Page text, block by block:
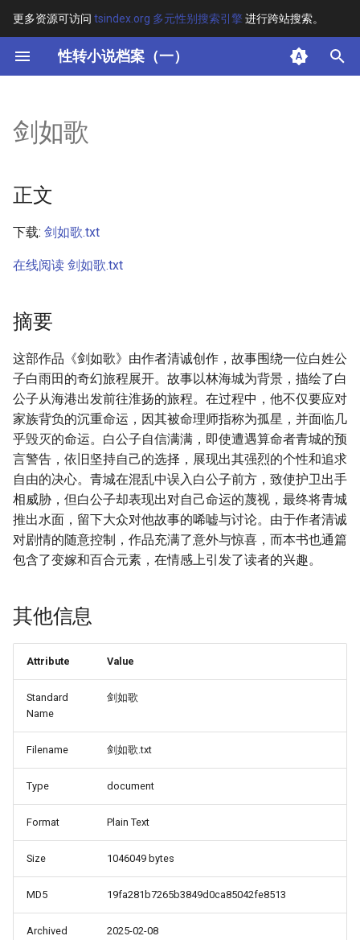
更多资源可访问 tsindex.org 多元性别搜索引擎进行跨站搜索。
性转小说档案（一）
键
开
索
摘要
其他信息
正文
剑如歌
正文
下载: 剑如歌.txt
在线阅读 剑如歌.txt
摘要
这部作品《剑如歌》由作者清诚创作，故事围绕一位白姓公
子白雨田的奇幻旅程展开。故事以林海城为背景，描绘了白
公子从海港出发前往淮扬的旅程。在过程中，他不仅要应对
家族背负的沉重命运，因其被命理师指称为孤星，并面临几
乎毁灭的命运。白公子自信满满，即使遭遇算命者青城的预
言警告，依旧坚持自己的选择，展现出其强烈的个性和追求
自由的决心。青城在混乱中误入白公子前方，致使护卫出手
相威胁，但白公子却表现出对自己命运的蔑视，最终将青城
推出水面，留下大众对他故事的唏嘘与讨论。由于作者清诚
对剧情的随意控制，作品充满了意外与惊喜，而本书也通篇
包含了变嫁和百合元素，在情感上引发了读者的兴趣。
其他信息
Attribute Value
Standard
Name
剑如歌
Filename 剑如歌.txt
Type document
Format Plain Text
Size 1046049 bytes
MD5 19fa281b7265b3849d0ca85042fe8513
Archived
2025-02-08